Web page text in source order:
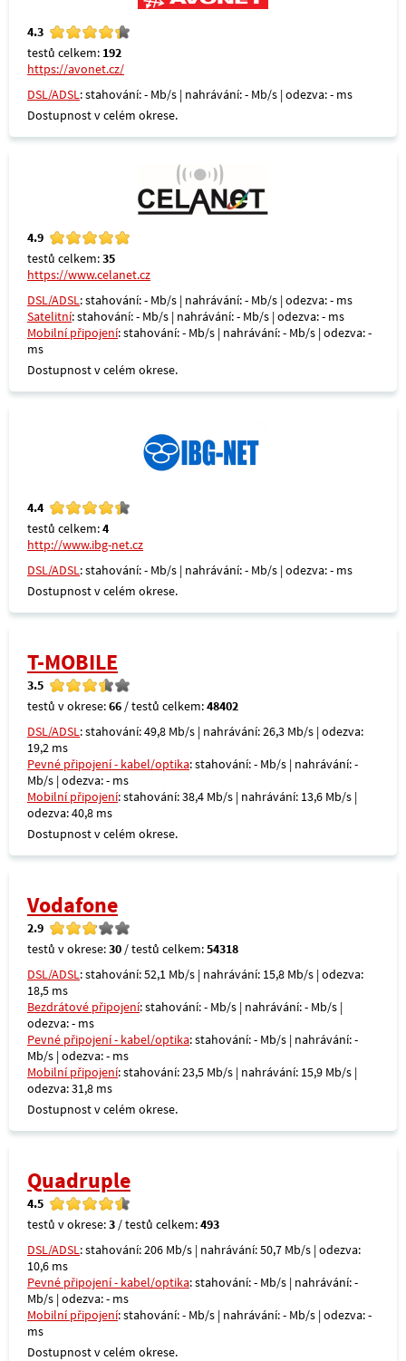
4.3
testů celkem: 192
https://avonet.cz/
DSL/ADSL: stahování: - Mb/s | nahrávání: - Mb/s | odezva: - ms
Dostupnost v celém okrese.
4.9
testů celkem:35
https://www.celanet.cz
DSL/ADSL: stahování: - Mb/s | nahrávání: - Mb/s | odezva: - ms
Satelitní: stahování: - Mb/s | nahrávání: - Mb/s | odezva: - ms
Mobilní připojení: stahování: - Mb/s | nahrávání: - Mb/s | odezva: -
ms
Dostupnost v celém okrese.
4.4
testů celkem:4
http://www.ibg-net.cz
DSL/ADSL: stahování: - Mb/s | nahrávání: - Mb/s | odezva: - ms
Dostupnost v celém okrese.
T-MOBILE
3.5
testů v okrese:66 / testů celkem:48402
DSL/ADSL: stahování: 49,8 Mb/s | nahrávání: 26,3 Mb/s | odezva:
19,2 ms
Pevné připojení - kabel/optika: stahování: - Mb/s | nahrávání: -
Mb/s | odezva: - ms
Mobilní připojení: stahování: 38,4 Mb/s | nahrávání: 13,6 Mb/s |
odezva: 40,8 ms
Dostupnost v celém okrese.
Vodafone
2.9
testů v okrese:30 / testů celkem:54318
DSL/ADSL: stahování: 52,1 Mb/s | nahrávání: 15,8 Mb/s | odezva:
18,5 ms
Bezdrátové připojení: stahování: - Mb/s | nahrávání: - Mb/s |
odezva: - ms
Pevné připojení - kabel/optika: stahování: - Mb/s | nahrávání: -
Mb/s | odezva: - ms
Mobilní připojení: stahování: 23,5 Mb/s | nahrávání: 15,9 Mb/s |
odezva: 31,8 ms
Dostupnost v celém okrese.
Quadruple
4.5
testů v okrese:3 / testů celkem:493
DSL/ADSL: stahování: 206 Mb/s | nahrávání: 50,7 Mb/s | odezva:
10,6 ms
Pevné připojení - kabel/optika: stahování: - Mb/s | nahrávání: -
Mb/s | odezva: - ms
Mobilní připojení: stahování: - Mb/s | nahrávání: - Mb/s | odezva: -
ms
Dostupnost v celém okrese.